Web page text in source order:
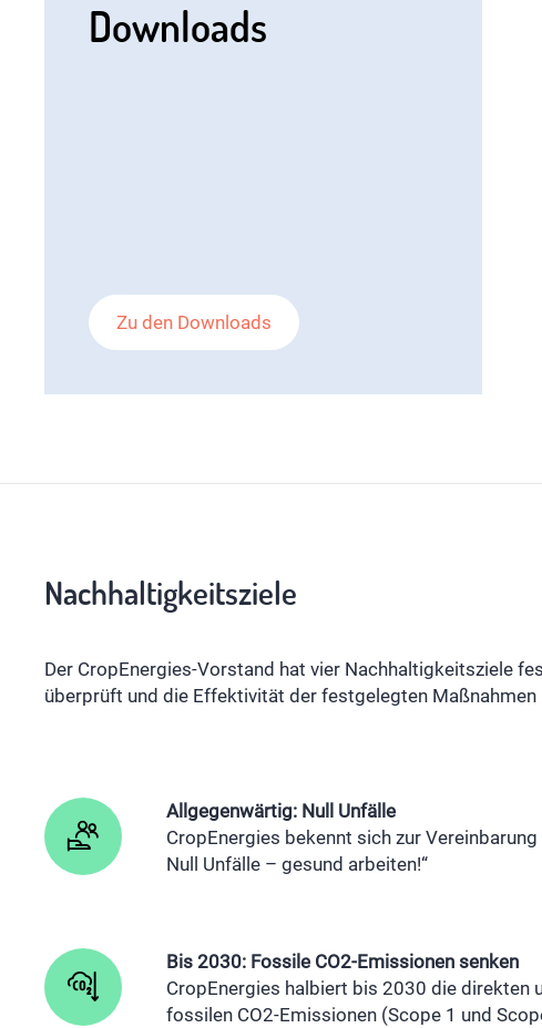
Downloads
Zu den Downloads
Nachhaltigkeitsziele
Der CropEnergies-Vorstand hat vier Nachhaltigkeitsziele
überprüft und die Effektivität der festgelegten
Allgegenwärtig: Null Unfälle
CropEnergies bekennt sich zur Vereinbarung
Null Unfälle – gesund arbeiten!“
Bis 2030: Fossile CO2-Emissionen senken
CropEnergies halbiert bis 2030 die direkten
fossilen CO2-Emissionen (Scope 1 und